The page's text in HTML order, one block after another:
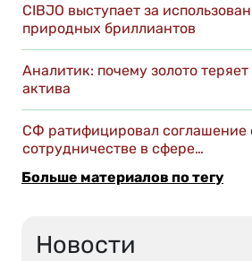
Новости
CIBJO выступает за
природных бриллиантов
Аналитик: почему золото
актива
СФ ратифицировал соглашение
сотрудничестве в сфере…
Больше материалов по тегу